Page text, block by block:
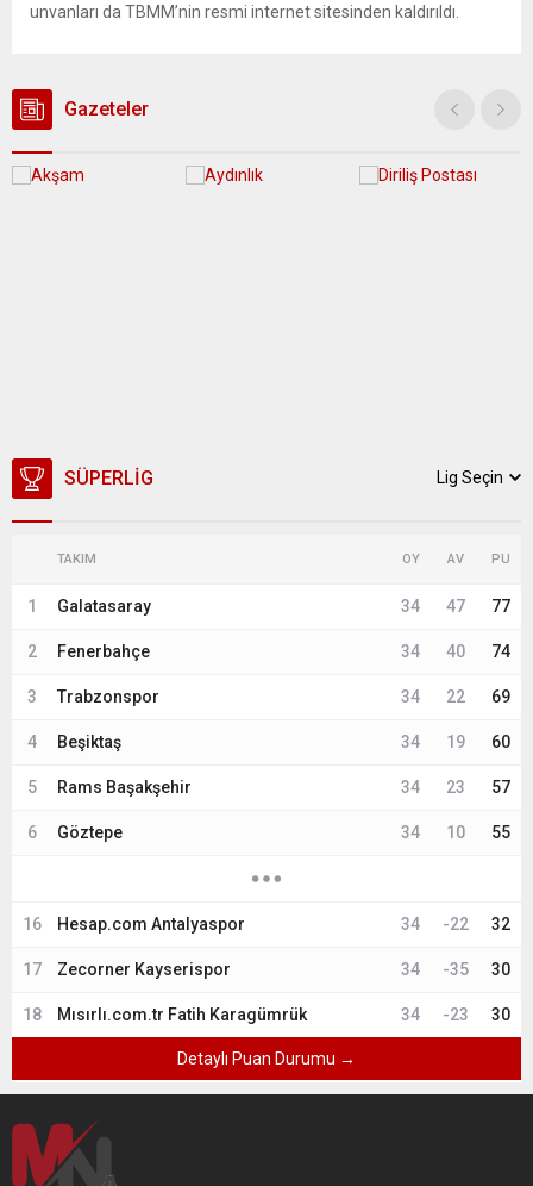
unvanları da TBMM’nin resmi internet sitesinden kaldırıldı.
(YDK) sevk edilen ve partideki tüm görevlerinden...
Gazeteler
SÜPERLIG Lig Seçin
TAKIM OY AV PU
1 Galatasaray 34 47 77
2 Fenerbahçe 34 40 74
3 Trabzonspor 34 22 69
4 Beşiktaş 34 19 60
5 Rams Başakşehir 34 23 57
6 Göztepe 34 10 55
16 Hesap.com Antalyaspor 34 -22 32
17 Zecorner Kayserispor 34 -35 30
18 Mısırlı.com.tr Fatih Karagümrük 34 -23 30
Detaylı Puan Durumu →